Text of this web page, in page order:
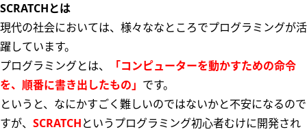
SCRATCHとは
現代の社会においては、様々ななところでプログラミングが活
躍しています。
プログラミングとは、
「コンピューターを動かすための命令
を、順番に書き出したもの」 です。
というと、なにかすごく難しいのではないかと不安になるので
すが、 SCRATCHというプログラミング初心者むけに開発され